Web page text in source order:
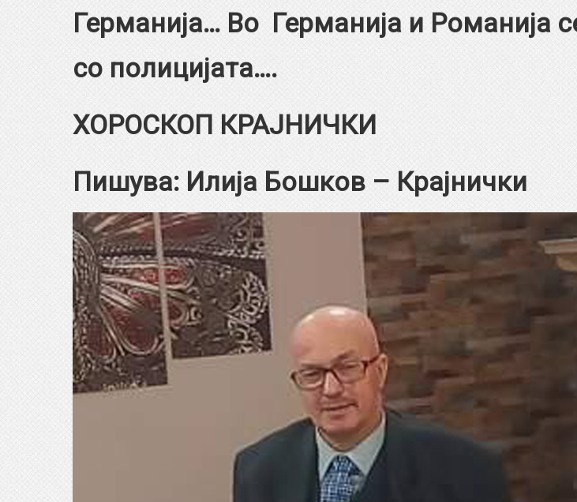
Германија… Во Германија и Романија
со полицијата….
ХОРОСКОП КРАЈНИЧКИ
Пишува: Илија Бошков – Крајнички